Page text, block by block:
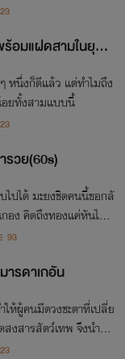
23
อมแฝดสามในยุค 6
หนึ่งก็ดีแล้ว แต่ทำไมถึง
อยทั้งสามแบบนี้
23
วย(60s)
ไปได้ มะยงชิดคนนี้ขอกลั
อง คิดถึงทองแค่หันไปม
93
รดาเกอัน
ห้ผู้คนมีดวงชะตาที่เปลี่ย
งสารสัตว์เทพ จึงนำพา
อยู่ในร่างของเกอผู้อาภั
23